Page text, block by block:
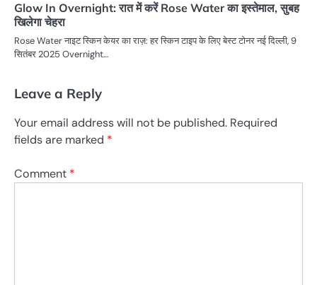
Glow In Overnight: रात में करें Rose Water का इस्तेमाल, सुबह
खिलेगा चेहरा
Rose Water नाइट स्किन केयर का राज़: हर स्किन टाइप के लिए बेस्ट टोनर नई दिल्ली, 9
सितंबर 2025 Overnight…
Leave a Reply
Your email address will not be published. Required
fields are marked *
Comment *